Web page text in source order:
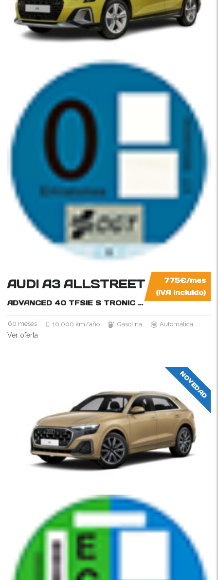
775€/mes
(IVA incluido)
AUDI A3 ALLSTREET
ADVANCED 40 TFSIE S TRONIC 204CV
60 meses 10.000 km/año Gasolina Automática
Ver oferta
NOVEDAD